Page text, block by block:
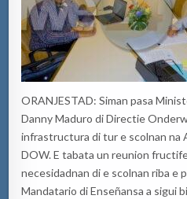
ORANJESTAD:Siman pasa
Danny Maduro di Directie
infrastructura di tur e scolnan na
DOW. Etabata un reunion
necesidadnan di e scolnan riba e
Mandatario diEnseñansa a sigui